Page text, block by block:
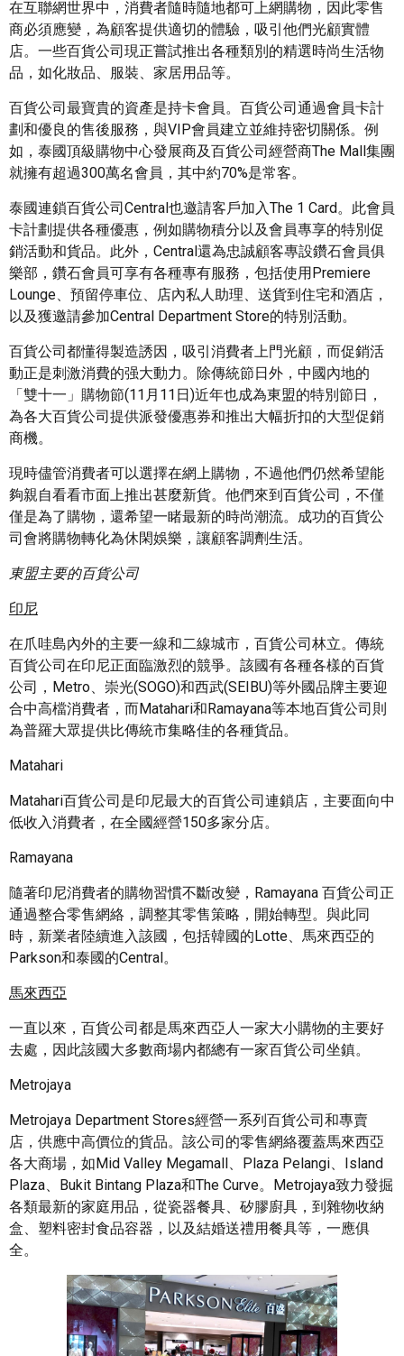
在互聯網世界中，消費者隨時隨地都可上網購物，因此零售
商必須應變，為顧客提供適切的體驗，吸引他們光顧實體
店。一些百貨公司現正嘗試推出各種類別的精選時尚生活物
品，如化妝品、服裝、家居用品等。
百貨公司最寶貴的資產是持卡會員。百貨公司通過會員卡計
劃和優良的售後服務，與VIP會員建立並維持密切關係。例
如，泰國頂級購物中心發展商及百貨公司經營商The Mall集團
就擁有超過300萬名會員，其中約70%是常客。
泰國連鎖百貨公司Central也邀請客戶加入The 1 Card。此會員
卡計劃提供各種優惠，例如購物積分以及會員專享的特別促
銷活動和貨品。此外，Central還為忠誠顧客專設鑽石會員俱
樂部，鑽石會員可享有各種專有服務，包括使用Premiere
Lounge、預留停車位、店內私人助理、送貨到住宅和酒店，
以及獲邀請參加Central Department Store的特別活動。
百貨公司都懂得製造誘因，吸引消費者上門光顧，而促銷活
動正是刺激消費的强大動力。除傳統節日外，中國內地的
「雙十一」購物節(11月11日)近年也成為東盟的特別節日，
為各大百貨公司提供派發優惠券和推出大幅折扣的大型促銷
商機。
現時儘管消費者可以選擇在網上購物，不過他們仍然希望能
夠親自看看市面上推出甚麼新貨。他們來到百貨公司，不僅
僅是為了購物，還希望一睹最新的時尚潮流。成功的百貨公
司會將購物轉化為休閑娛樂，讓顧客調劑生活。
東盟主要的百貨公司
印尼
在爪哇島內外的主要一線和二線城市，百貨公司林立。傳統
百貨公司在印尼正面臨激烈的競爭。該國有各種各樣的百貨
公司，Metro、崇光(SOGO)和西武(SEIBU)等外國品牌主要迎
合中高檔消費者，而Matahari和Ramayana等本地百貨公司則
為普羅大眾提供比傳統市集略佳的各種貨品。
Matahari
Matahari百貨公司是印尼最大的百貨公司連鎖店，主要面向中
低收入消費者，在全國經營150多家分店。
Ramayana
隨著印尼消費者的購物習慣不斷改變，Ramayana 百貨公司正
通過整合零售網絡，調整其零售策略，開始轉型。與此同
時，新業者陸續進入該國，包括韓國的Lotte、馬來西亞的
Parkson和泰國的Central。
馬來西亞
一直以來，百貨公司都是馬來西亞人一家大小購物的主要好
去處，因此該國大多數商場内都總有一家百貨公司坐鎮。
Metrojaya
Metrojaya Department Stores經營一系列百貨公司和專賣
店，供應中高價位的貨品。該公司的零售網絡覆蓋馬來西亞
各大商場，如Mid Valley Megamall、Plaza Pelangi、Island
Plaza、Bukit Bintang Plaza和The Curve。Metrojaya致力發掘
各類最新的家庭用品，從瓷器餐具、矽膠廚具，到雜物收納
盒、塑料密封食品容器，以及結婚送禮用餐具等，一應俱
全。